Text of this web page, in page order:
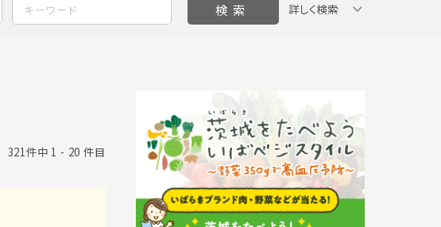
詳しく検索
321件中 1 - 20 件目